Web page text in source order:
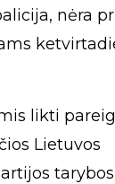
nėra
likti
Lietuvos